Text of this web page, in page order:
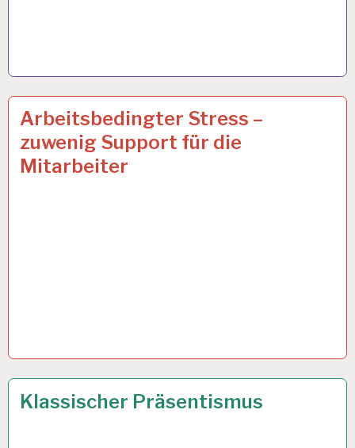
12-
STUNDEN-
ARBEITSTAG…
Arbeitsbedingter Stress –
zuwenig Support für die
Mitarbeiter
8 JAN. 2024
12-
STUNDEN-
Klassischer Präsentismus
26 JAN. 2023